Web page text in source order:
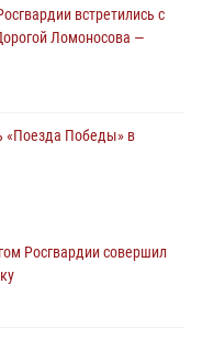
встретились с
Ломоносова —
«Поезда Победы» в
Росгвардии совершил